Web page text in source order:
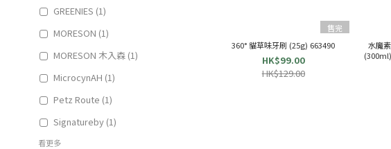
GREENIES (1)
MORESON (1)
MORESON 木入森 (1)
MicrocynAH (1)
Petz Route (1)
Signatureby (1)
看更多
售完
360° 貓草味牙刷 (25g) 663490
HK$99.00
HK$129.00
水魔